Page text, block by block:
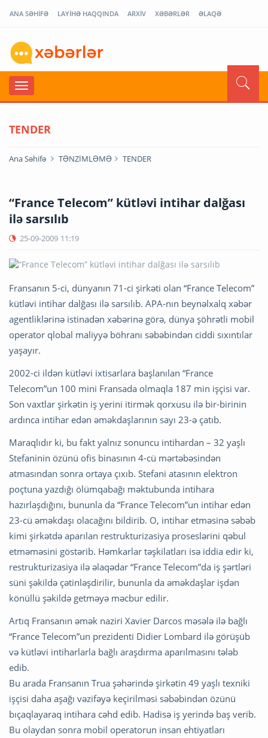
ANA SƏHİFƏ LAYİHƏ HAQQINDA ARXİV XƏBƏRLƏR ƏLAQƏ
TENDER
Ana Səhifə TƏNZİMLƏMƏ TENDER
“France Telecom” kütləvi intihar dalğası
ilə sarsılıb
25-09-2009 11:19
Fransanın 5-ci, dünyanın 71-ci şirkəti olan “France Telecom”
kütləvi intihar dalğası ilə sarsılıb. APA-nın beynəlxalq xəbər
agentliklərinə istinadən xəbərinə görə, dünya şöhrətli mobil
operator qlobal maliyyə böhranı səbəbindən ciddi sıxıntılar
yaşayır.
2002-ci ildən kütləvi ixtisarlara başlanılan “France
Telecom”un 100 mini Fransada olmaqla 187 min işçisi var.
Son vaxtlar şirkətin iş yerini itirmək qorxusu ilə bir-birinin
ardınca intihar edən əməkdaşlarının sayı 23-ə çatıb.
Maraqlıdır ki, bu fakt yalnız sonuncu intihardan – 32 yaşlı
Stefaninin özünü ofis binasının 4-cü mərtəbəsindən
atmasından sonra ortaya çıxıb. Stefani atasının elektron
poçtuna yazdığı ölümqabağı məktubunda intihara
hazırlaşdığını, bununla da “France Telecom”un intihar edən
23-cü əməkdaşı olacağını bildirib. O, intihar etməsinə səbəb
kimi şirkətdə aparılan restrukturizasiya proseslərini qəbul
etməməsini göstərib. Həmkarlar təşkilatları isə iddia edir ki,
restrukturizasiya ilə əlaqədar “France Telecom”da iş şərtləri
süni şəkildə çətinləşdirilir, bununla da əməkdaşlar işdən
könüllü şəkildə getməyə məcbur edilir.
Artıq Fransanın əmək naziri Xavier Darcos məsələ ilə bağlı
“France Telecom”un prezidenti Didier Lombard ilə görüşüb
və kütləvi intiharlarla bağlı araşdırma aparılmasını tələb
edib.
Bu arada Fransanın Trua şəhərində şirkətin 49 yaşlı texniki
işçisi daha aşağı vəzifəyə keçirilməsi səbəbindən özünü
bıçaqlayaraq intihara cəhd edib. Hadisə iş yerində baş verib.
Bu olaydan sonra mobil operatorun insan ehtiyatları